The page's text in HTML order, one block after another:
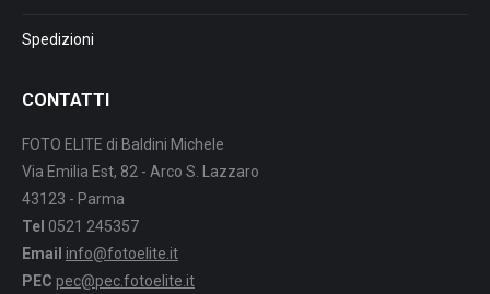
Spedizioni
CONTATTI
FOTO ELITE di Baldini Michele
Via Emilia Est, 82 - Arco S. Lazzaro
43123 - Parma
Tel 0521 245357
Email info@fotoelite.it
PEC pec@pec.fotoelite.it